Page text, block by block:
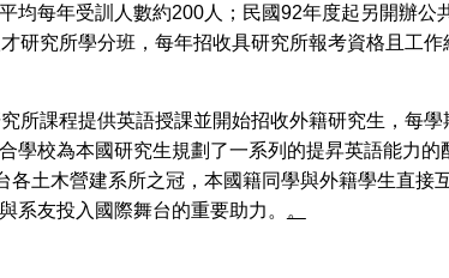
均每年受訓人數約200人；民國92年度起另開辦公
研究所學分班，每年招收具研究所報考資格且工作
課程提供英語授課並開始招收外籍研究生，每學
學校為本國研究生規劃了一系列的提昇英語能力的
土木營建系所之冠，本國籍同學與外籍學生直接
系友投入國際舞台的重要助力。
。